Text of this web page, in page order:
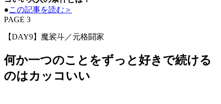
●この記事を読む＞
PAGE 3
【DAY9】魔裟斗／元格闘家
何か一つのことをずっと好きで続ける
のはカッコいい